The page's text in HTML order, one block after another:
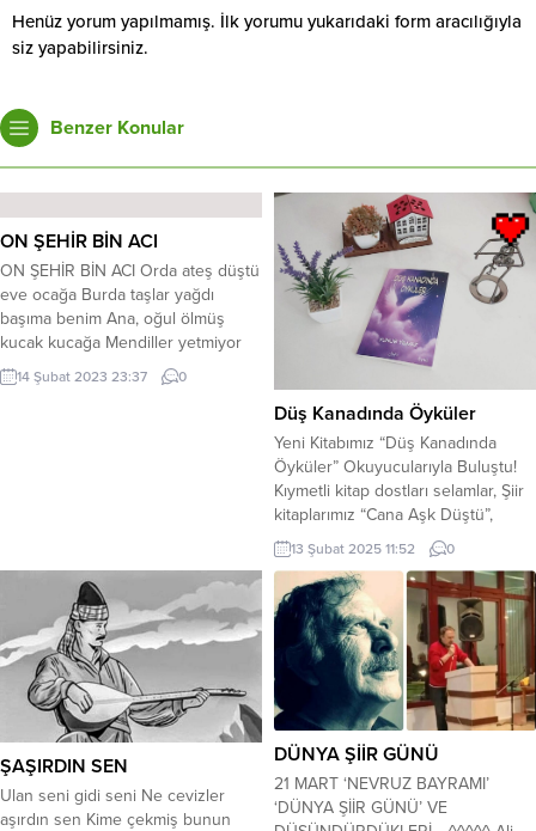
Henüz yorum yapılmamış. İlk yorumu yukarıdaki form aracılığıyla
siz yapabilirsiniz.
Benzer Konular
ON ŞEHİR BİN ACI
ON ŞEHİR BİN ACI Orda ateş düştü
eve ocağa Burda taşlar yağdı
başıma benim Ana, oğul ölmüş
kucak kucağa Mendiller yetmiyor
yaşıma benim Kum, çakıl karışmış
akan kanlara Beton yığınları
14 Şubat 2023 23:37 0
Düş Kanadında Öyküler
Yeni Kitabımız “Düş Kanadında
Öyküler” Okuyucularıyla Buluştu!
Kıymetli kitap dostları selamlar, Şiir
kitaplarımız “Cana Aşk Düştü”,
“Yüreğim Ellerinde” ve **”Gül
Dalında Şiirler”**in ardından, büyük
bir heyecan ve mutlulukla yeni
eserimizi sizlerle paylaşmanın
gururunu yaşıyoruz: “Düş
Kanadında Öyküler” artık sizlerle!
Bu özel kitabımız, milli ve manevi
değerlerimizin ışığında kaleme
alınmış 23...
13 Şubat 2025 11:52 0
ŞAŞIRDIN SEN
Ulan seni gidi seni Ne cevizler
aşırdın sen Kime çekmiş bunun
DÜNYA ŞİİR GÜNÜ
21 MART ‘NEVRUZ BAYRAMI’
‘DÜNYA ŞİİR GÜNÜ’ VE